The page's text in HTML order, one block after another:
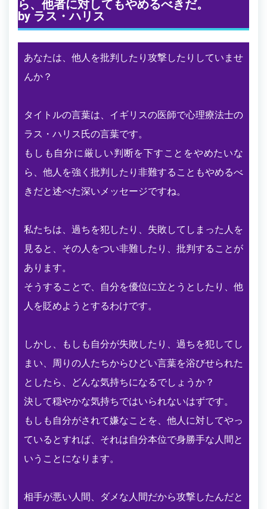
ら、他者に対してもやめるべきだ。
by ラス・ハリス
あなたは、他人を批判したり攻撃したりしていませ
んか？
タイトルの言葉は、イギリスの医師で心理療法士の
ラス・ハリス氏の言葉です。
もしも自分に厳しい判断を下すことをやめたいな
ら、他人を強く批判したり非難することもやめるべ
きだと述べた深いメッセージですね。
私たちは、過ちを犯したり、失敗してしまった人を
見ると、その人をつい非難したり、批判することが
あります。
そうすることで、自分を優位に立とうとしたり、他
人を貶めようとするわけです。
しかし、もしも自分が失敗したり、過ちを犯してし
まい、周りの人たちからひどい言葉を浴びせられた
としたら、どんな気持ちになるでしょうか？
決して穏やかな気持ちではいられないはずです。
もしも自分がされて嫌なことを、他人に対してやっ
ているとすれば、それは自分本位で身勝手な人間と
いうことになります。
相手が悪い人間、ダメな人間だから攻撃したんだと